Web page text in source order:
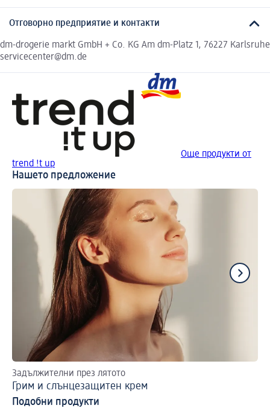
Отговорно предприятие и контакти
dm-drogerie markt GmbH + Co. KG Am dm-Platz 1, 76227 Karlsruhe
servicecenter@dm.de
Още продукти от
trend !t up
Нашето предложение
Задължителни през лятото
Грим и слънцезащитен крем
Подобни продукти